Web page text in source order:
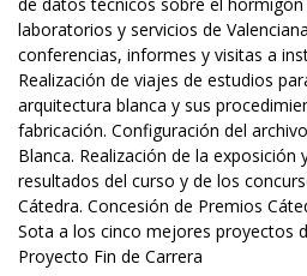
laboratorios y servicios de
conferencias, informes y visitas a
Realización de viajes de estudios
arquitectura blanca y sus
fabricación. Configuración del
Blanca. Realización de la exposición
resultados del curso y de los
Cátedra. Concesión de Premios
Sota a los cinco mejores proyectos
Proyecto Fin de Carrera